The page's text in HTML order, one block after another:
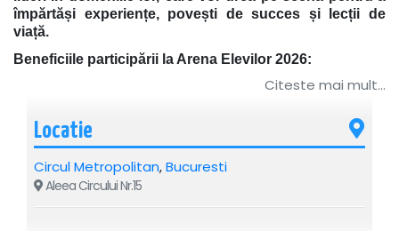
împărtăși experiențe, povești de succes și lecții de
viață.
Beneficiile participării la Arena Elevilor 2026:
1. Acces la educație alternativă, relevantă și aplicată
să răspundă nevoilor reale ale elevilor, Arena Elevilor
aduce în fața tinerilor conținut practic, orientat spre
dezvoltarea personală și profesională. Workshopurile,
panelurile și sesiunile interactive sunt concepute pentru a:
Citeste mai mult...
Locatie
Circul Metropolitan,Bucuresti
Aleea Circului Nr.15